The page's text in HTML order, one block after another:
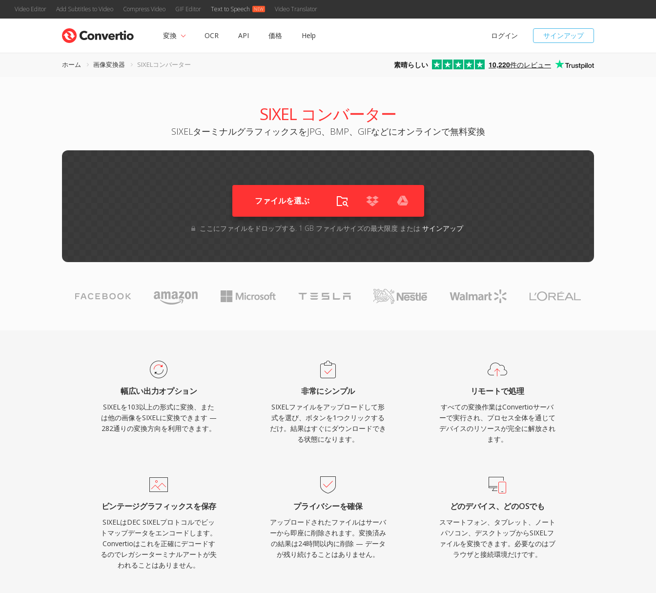
Video Editor Add Subtitles to Video Compress Video GIF Editor Text to Speech Video Translator
サインアップ
ログイン
変換 OCR API 価格 Help
ホーム 画像変換器 SIXELコンバーター 素晴らしい 10,220件のレビュー
SIXEL コンバーター
SIXELターミナルグラフィックスをJPG、BMP、GIFなどにオンラインで無料変換
ファイルを選ぶ
ここにファイルをドロップする. 1 GB ファイルサイズの最大限度 または サインアップ
幅広い出力オプション
SIXELを103以上の形式に変換、また
は他の画像をSIXELに変換できます —
282通りの変換方向を利用できます。
非常にシンプル
SIXELファイルをアップロードして形
式を選び、ボタンを1つクリックする
だけ。結果はすぐにダウンロードでき
る状態になります。
リモートで処理
すべての変換作業はConvertioサーバ
ーで実行され、プロセス全体を通じて
デバイスのリソースが完全に解放され
ます。
ビンテージグラフィックスを保存
SIXELはDEC SIXELプロトコルでビッ
トマップデータをエンコードします。
Convertioはこれを正確にデコードす
るのでレガシーターミナルアートが失
われることはありません。
プライバシーを確保
アップロードされたファイルはサーバ
ーから即座に削除されます。変換済み
の結果は24時間以内に削除 — データ
が残り続けることはありません。
どのデバイス、どのOSでも
スマートフォン、タブレット、ノート
パソコン、デスクトップからSIXELフ
ァイルを変換できます。必要なのはブ
ラウザと接続環境だけです。